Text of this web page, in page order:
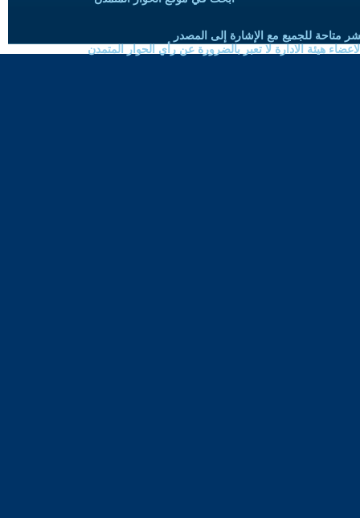
متاحة للجميع مع الإشارة إلى المصدر
هيئة الادارة لا تعبر بالضرورة عن رأي الحوار المتمدن